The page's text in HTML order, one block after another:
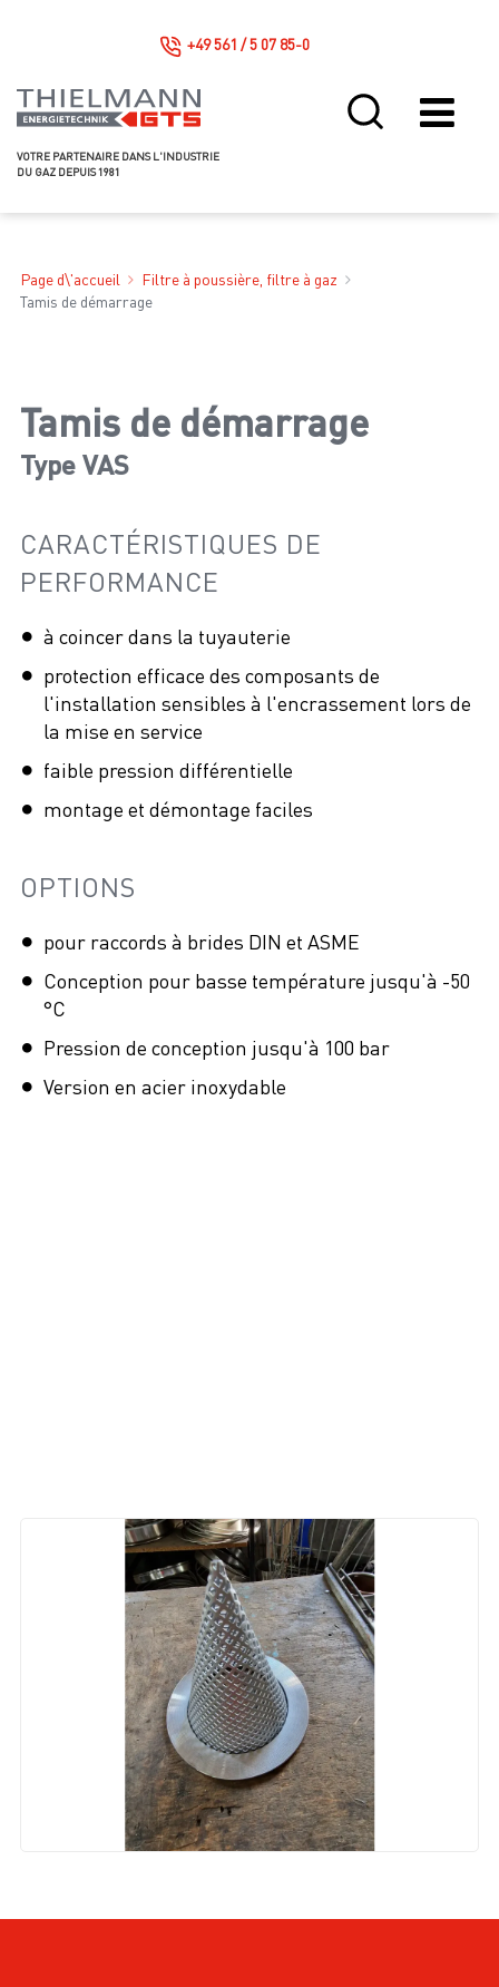
VOTRE PARTENAIRE DANS L'INDUSTRIE
DU GAZ DEPUIS 1981
+49 561 / 5 07 85-0
Page d\'accueil
Filtre à poussière, filtre à gaz
Tamis de démarrage
Tamis de démarrage
Type VAS
CARACTÉRISTIQUES DE
PERFORMANCE
à coincer dans la tuyauterie
protection efficace des composants de
l'installation sensibles à l'encrassement lors de
la mise en service
faible pression différentielle
montage et démontage faciles
OPTIONS
pour raccords à brides DIN et ASME
Conception pour basse température jusqu'à -50
°C
Pression de conception jusqu'à 100 bar
Version en acier inoxydable